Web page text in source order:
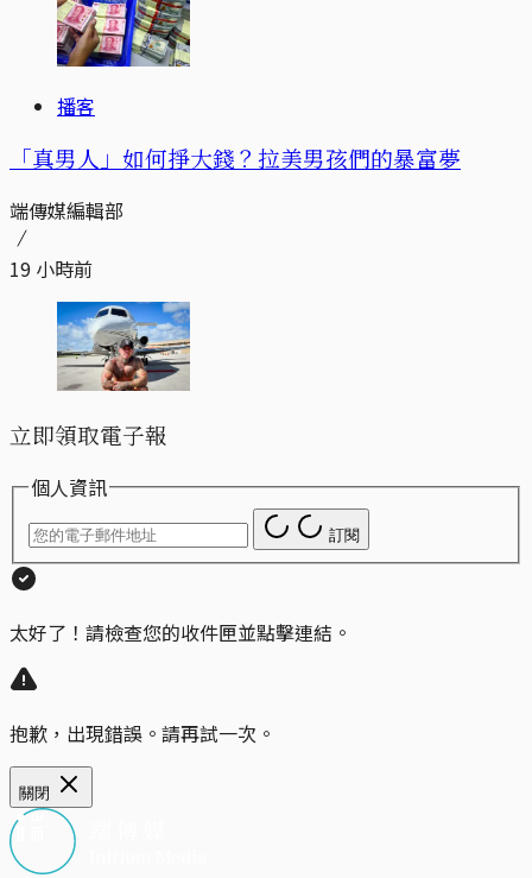
播客
「真男人」如何掙大錢？拉美男孩們的暴富夢
端傳媒編輯部
19 小時前
立即領取電子報
個人資訊
訂閱
太好了！請檢查您的收件匣並點擊連結。
抱歉，出現錯誤。請再試一次。
關閉